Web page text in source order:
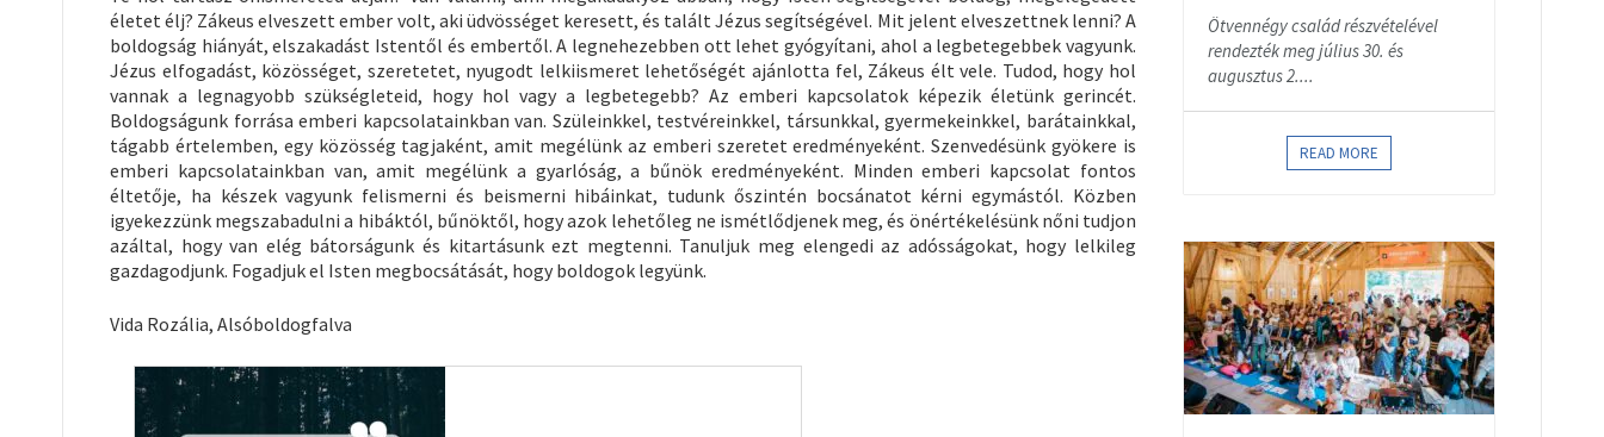
életet élj? Zákeus elveszett ember volt, aki üdvösséget keresett, és talált Jézus segítségével. Mit jelent elveszettnek lenni? A
boldogság hiányát, elszakadást Istentől és embertől. A legnehezebben ott lehet gyógyítani, ahol a legbetegebbek vagyunk.
Jézus elfogadást, közösséget, szeretetet, nyugodt lelkiismeret lehetőségét ajánlotta fel, Zákeus élt vele. Tudod, hogy hol
vannak a legnagyobb szükségleteid, hogy hol vagy a legbetegebb? Az emberi kapcsolatok képezik életünk gerincét.
Boldogságunk forrása emberi kapcsolatainkban van. Szüleinkkel, testvéreinkkel, társunkkal, gyermekeinkkel, barátainkkal,
tágabb értelemben, egy közösség tagjaként, amit megélünk az emberi szeretet eredményeként. Szenvedésünk gyökere is
emberi kapcsolatainkban van, amit megélünk a gyarlóság, a bűnök eredményeként. Minden emberi kapcsolat fontos
éltetője, ha készek vagyunk felismerni és beismerni hibáinkat, tudunk őszintén bocsánatot kérni egymástól. Közben
igyekezzünk megszabadulni a hibáktól, bűnöktől, hogy azok lehetőleg ne ismétlődjenek meg, és önértékelésünk nőni tudjon
azáltal, hogy van elég bátorságunk és kitartásunk ezt megtenni. Tanuljuk meg elengedi az adósságokat, hogy lelkileg
gazdagodjunk. Fogadjuk el Isten megbocsátását, hogy boldogok legyünk.
Vida Rozália, Alsóboldogfalva
Ötvennégy család részvételével
rendezték meg július 30. és
augusztus 2....
READ MORE